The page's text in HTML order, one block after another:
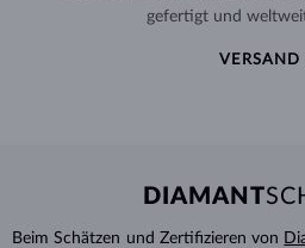
gefertigt und
VERSAND
DIAMANT
Beim Schätzen und Zertifizieren von